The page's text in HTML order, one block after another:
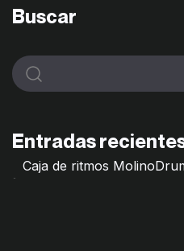
Buscar
Entradas
Caja de ritmos